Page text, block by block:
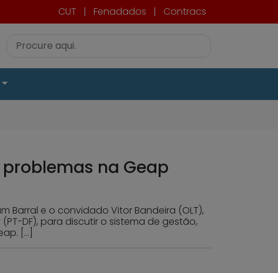
CUT | Fenadados | Contracs
na Geap
Barral e o convidado Vitor Bandeira (OLT),
DF), para discutir o sistema de gestão,
[…]